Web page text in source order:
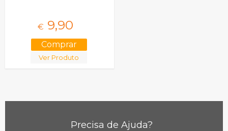
€ 9,90
Ver Produto
Precisa de Ajuda?